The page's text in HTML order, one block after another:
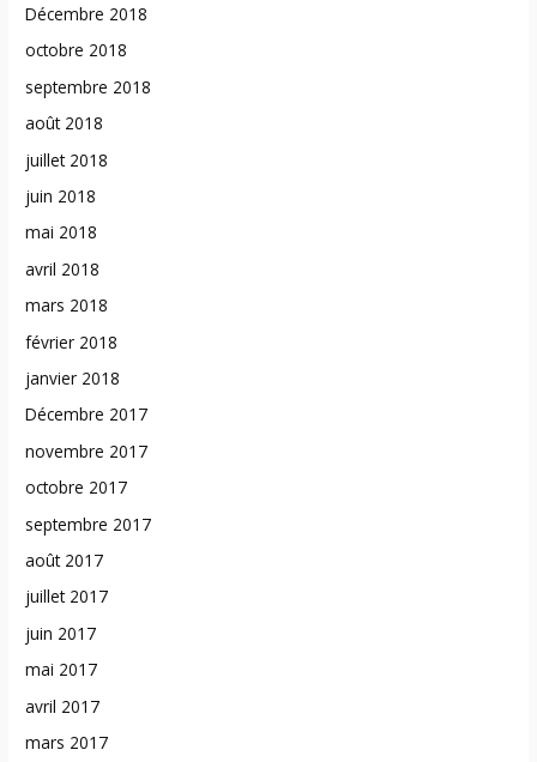
Décembre 2018
octobre 2018
septembre 2018
août 2018
juillet 2018
juin 2018
mai 2018
avril 2018
mars 2018
février 2018
janvier 2018
Décembre 2017
novembre 2017
octobre 2017
septembre 2017
août 2017
juillet 2017
juin 2017
mai 2017
avril 2017
mars 2017